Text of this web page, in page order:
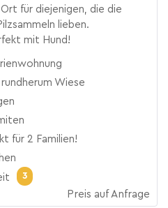
für diejenigen, die die
lieben.
mit Hund!
Wiese
für 2 Familien!
3
Preis auf Anfrage